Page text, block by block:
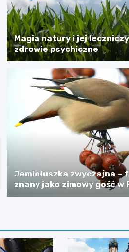
Magia natury i jej
zdrowie psychiczne
Jemiołuszka zwyczajna –
znany jako zimowy gość w